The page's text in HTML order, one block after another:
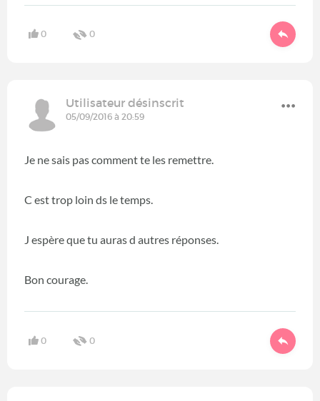
0 0
Utilisateur désinscrit
05/09/2016 à 20:59
Je ne sais pas comment te les remettre.
C est trop loin ds le temps.
J espère que tu auras d autres réponses.
Bon courage.
0 0